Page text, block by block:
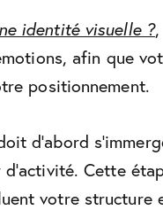
identité visuelle ?,
afin que
positionnement.
d’abord
Cette
votre structure